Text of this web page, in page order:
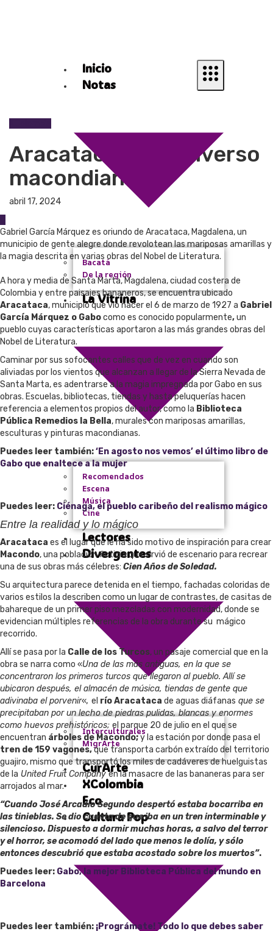
Inicio
Notas
Bacatá
De la región
La Vitrina
Recomendados
Escena
Música
Cine
Lectores
Divergentes
Interculturales
MigrArte
CurArte
XColombia
Eco
Cultura Pop
Aracataca y su universo
macondiano
abril 17, 2024
Gabriel García Márquez es oriundo de Aracataca, Magdalena, un
municipio de gente alegre donde revolotean las mariposas amarillas y
la magia descrita en varias obras del Nobel de Literatura.
A hora y media de Santa Marta, Magdalena, ciudad costera de
Colombia y entre paisajes bananeros, se encuentra ubicado
Aracataca, municipio que vio nacer el 6 de marzo de 1927 a Gabriel
García Márquez o Gabocomo es conocido popularmente,un
pueblo cuyas características aportaron a las más grandes obras del
Nobel de Literatura.
Caminar por sus sofocantes calles que de vez en cuando son
aliviadas por los vientos que alcanzan a llegar de la Sierra Nevada de
Santa Marta, es adentrarse a la magia impregnada por Gabo en sus
obras. Escuelas, bibliotecas, tiendas y hasta peluquerías hacen
referencia a elementos propios del autor, como la Biblioteca
Pública Remedios la Bella, murales con mariposas amarillas,
esculturas y pinturas macondianas.
Puedes leer también:‘En agosto nos vemos’ el último libro de
Gabo que enaltece a la mujer
Puedes leer: Ciénaga, el pueblo caribeño del realismo mágico
Entre la realidad y lo mágico
Aracataca es el lugar que le ha sido motivo de inspiración para crear
Macondo, una población ficticia que sirvió de escenario para recrear
una de sus obras más célebres: Cien Años de Soledad.
Su arquitectura parece detenida en el tiempo, fachadas coloridas de
varios estilos la describen como un lugar de contrastes, de casitas de
bahareque de un primer piso mezcladas con modernidad, donde se
evidencian múltiples referencias de la obra durante su mágico
recorrido.
Allí se pasa por la Calle de los Turcos, un pasaje comercial que en la
obra se narra como «Una de las más antiguas, en la que se
concentraron los primeros turcos que llegaron al pueblo. Allí se
ubicaron después, el almacén de música, tiendas de gente que
adivinaba el porvenir«, el río Aracataca de aguas diáfanas que se
precipitaban por un lecho de piedras pulidas, blancas y enormes
como huevos prehistóricos; el parque 20 de julio en el que se
encuentran árboles de Macondo;y la estación por donde pasa el
tren de 159 vagones,que transporta carbón extraído del territorio
guajiro, mismo que transportó los miles de cadáveres de huelguistas
de la United Fruit Companyen la masacre de las bananeras para ser
arrojados al mar.
“Cuando José Arcadio Segundo despertó estaba bocarriba en
las tinieblas. Se dio cuenta de que iba en un tren interminable y
silencioso. Dispuesto a dormir muchas horas, a salvo del terror
y el horror, se acomodó del lado que menos le dolía, y sólo
entonces descubrió que estaba acostado sobre los muertos”.
Puedes leer: Gabo, la mejor Biblioteca Pública del mundo en
Barcelona
Puedes leer también: ¡Prográmate! Todo lo que debes saber